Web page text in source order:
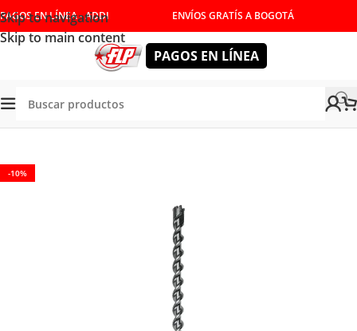
Skip to navigation
Skip to main content
PAGOS EN LÍNEA - ADDI ENVÍOS GRATÍS A BOGOTÁ
PAGOS EN LÍNEA
Tienda/HERRAMIENTAS MANUALES CORTE Y DESBASTE
-10%